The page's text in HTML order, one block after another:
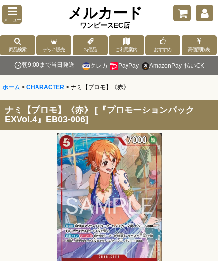
メニュー メルカード
ワンピースEC店
商品検索 デッキ販売 特価品 ご利用案内 おすすめ 高価買取表
朝9:00まで当日発送 クレカ PayPay AmazonPay 払いOK
ホーム > CHARACTER > ナミ【プロモ】《赤》
ナミ【プロモ】《赤》 [ 『プロモーションパック
EXVol.4』EB03-006]